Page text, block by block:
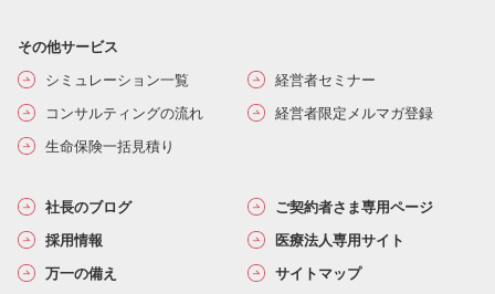
その他サービス
シミュレーション一覧
経営者セミナー
コンサルティングの流れ
経営者限定メルマガ登録
生命保険一括見積り
社長のブログ
ご契約者さま専用ページ
採用情報
医療法人専用サイト
万一の備え
サイトマップ